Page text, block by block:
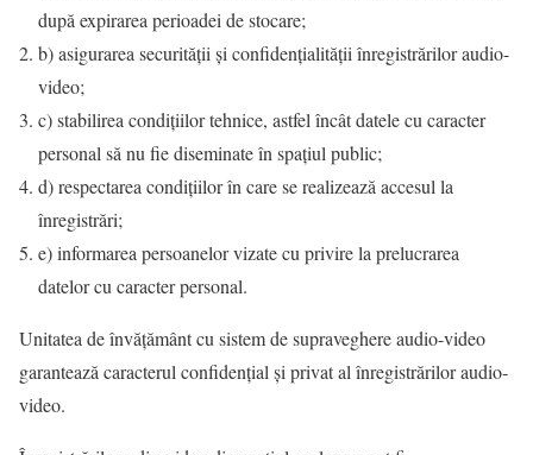
după expirarea perioadei de stocare;
b) asigurarea securităţii şi confidenţialităţii înregistrărilor audio-
video;
c) stabilirea condiţiilor tehnice, astfel încât datele cu caracter
personal să nu fie diseminate în spaţiul public;
d) respectarea condiţiilor în care se realizează accesul la
înregistrări;
e) informarea persoanelor vizate cu privire la prelucrarea
datelor cu caracter personal.
Unitatea de învăţământ cu sistem de supraveghere audio-video
garantează caracterul confidenţial şi privat al înregistrărilor audio-
video.